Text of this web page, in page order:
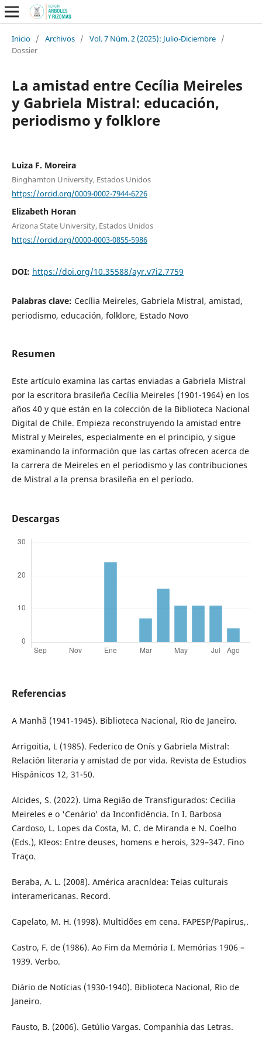
Inicio / Archivos / Vol. 7 Núm. 2 (2025): Julio-Diciembre /
Dossier
La amistad entre Cecília Meireles
y Gabriela Mistral: educación,
periodismo y folklore
Luiza F. Moreira
Binghamton University, Estados Unidos
https://orcid.org/0009-0002-7944-6226
Elizabeth Horan
Arizona State University, Estados Unidos
https://orcid.org/0000-0003-0855-5986
DOI: https://doi.org/10.35588/ayr.v7i2.7759
Palabras clave: Cecília Meireles, Gabriela Mistral, amistad,
periodismo, educación, folklore, Estado Novo
Resumen
Este artículo examina las cartas enviadas a Gabriela Mistral
por la escritora brasileña Cecília Meireles (1901-1964) en los
años 40 y que están en la colección de la Biblioteca Nacional
Digital de Chile. Empieza reconstruyendo la amistad entre
Mistral y Meireles, especialmente en el principio, y sigue
examinando la información que las cartas ofrecen acerca de
la carrera de Meireles en el periodismo y las contribuciones
de Mistral a la prensa brasileña en el período.
Descargas
Referencias
A Manhã (1941-1945). Biblioteca Nacional, Rio de Janeiro.
Arrigoitia, L (1985). Federico de Onís y Gabriela Mistral:
Relación literaria y amistad de por vida. Revista de Estudios
Hispánicos 12, 31-50.
Alcides, S. (2022). Uma Região de Transfigurados: Cecilia
Meireles e o 'Cenário' da Inconfidência. In I. Barbosa
Cardoso, L. Lopes da Costa, M. C. de Miranda e N. Coelho
(Eds.), Kleos: Entre deuses, homens e herois, 329–347. Fino
Traço.
Beraba, A. L. (2008). América aracnídea: Teias culturais
interamericanas. Record.
Capelato, M. H. (1998). Multidões em cena. FAPESP/Papirus,.
Castro, F. de (1986). Ao Fim da Memória I. Memórias 1906 –
1939. Verbo.
Diário de Notícias (1930-1940). Biblioteca Nacional, Rio de
Janeiro.
Fausto, B. (2006). Getúlio Vargas. Companhia das Letras.